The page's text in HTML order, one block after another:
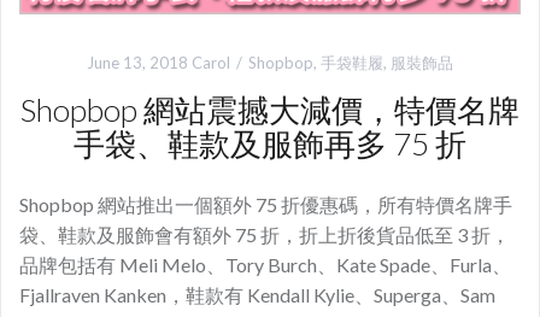
June 13, 2018 Carol Shopbop, 手袋鞋履, 服裝飾品
Shopbop 網站震撼大減價，特價名牌
手袋、鞋款及服飾再多 75 折
Shopbop 網站推出一個額外 75 折優惠碼，所有特價名牌手
袋、鞋款及服飾會有額外 75 折，折上折後貨品低至 3 折，
品牌包括有 Meli Melo、Tory Burch、Kate Spade、Furla、
Fjallraven Kanken，鞋款有 Kendall Kylie、Superga、Sam